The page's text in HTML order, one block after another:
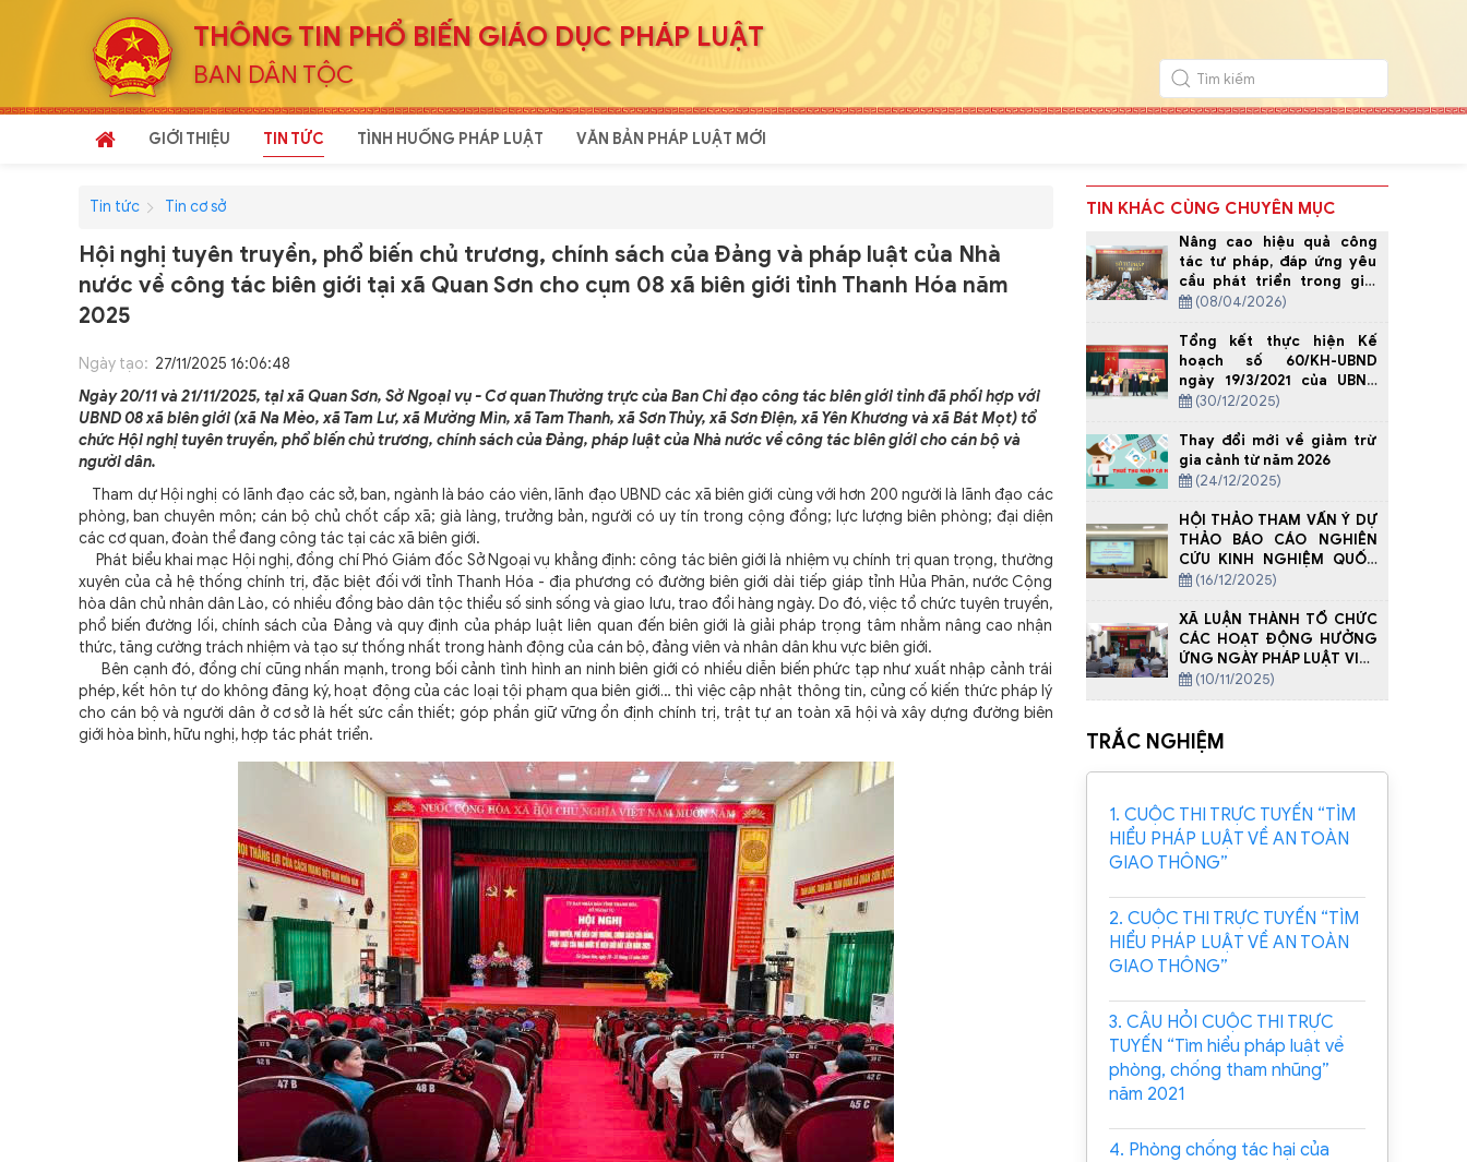
THÔNG TIN PHỔ BIẾN GIÁO DỤC PHÁP LUẬT
BAN DÂN TỘC
GIỚI THIỆU TIN TỨC TÌNH HUỐNG PHÁP LUẬT VĂN BẢN PHÁP LUẬT MỚI
Tin tức Tin cơ sở
Hội nghị tuyên truyền, phổ biến chủ trương, chính sách của Đảng và pháp luật của Nhà
nước về công tác biên giới tại xã Quan Sơn cho cụm 08 xã biên giới tỉnh Thanh Hóa năm
2025
Ngày tạo: 27/11/2025 16:06:48
Ngày 20/11 và 21/11/2025, tại xã Quan Sơn, Sở Ngoại vụ - Cơ quan Thường trực của Ban Chỉ đạo công tác biên giới tỉnh đã phối hợp với
UBND 08 xã biên giới (xã Na Mèo, xã Tam Lư, xã Mường Mìn, xã Tam Thanh, xã Sơn Thủy, xã Sơn Điện, xã Yên Khương và xã Bát Mọt) tổ
chức Hội nghị tuyên truyền, phổ biến chủ trương, chính sách của Đảng, pháp luật của Nhà nước về công tác biên giới cho cán bộ và
người dân.
Tham dự Hội nghị có lãnh đạo các sở, ban, ngành là báo cáo viên, lãnh đạo UBND các xã biên giới cùng với hơn 200 người là lãnh đạo các
phòng, ban chuyên môn; cán bộ chủ chốt cấp xã; già làng, trưởng bản, người có uy tín trong cộng đồng; lực lượng biên phòng; đại diện
các cơ quan, đoàn thể đang công tác tại các xã biên giới.
Phát biểu khai mạc Hội nghị, đồng chí Phó Giám đốc Sở Ngoại vụ khẳng định: công tác biên giới là nhiệm vụ chính trị quan trọng, thường
xuyên của cả hệ thống chính trị, đặc biệt đối với tỉnh Thanh Hóa - địa phương có đường biên giới dài tiếp giáp tỉnh Hủa Phăn, nước Cộng
hòa dân chủ nhân dân Lào, có nhiều đồng bào dân tộc thiểu số sinh sống và giao lưu, trao đổi hàng ngày. Do đó, việc tổ chức tuyên truyền,
phổ biến đường lối, chính sách của Đảng và quy định của pháp luật liên quan đến biên giới là giải pháp trọng tâm nhằm nâng cao nhận
thức, tăng cường trách nhiệm và tạo sự thống nhất trong hành động của cán bộ, đảng viên và nhân dân khu vực biên giới.
Bên cạnh đó, đồng chí cũng nhấn mạnh, trong bối cảnh tình hình an ninh biên giới có nhiều diễn biến phức tạp như xuất nhập cảnh trái
phép, kết hôn tự do không đăng ký, hoạt động của các loại tội phạm qua biên giới… thì việc cập nhật thông tin, củng cố kiến thức pháp lý
cho cán bộ và người dân ở cơ sở là hết sức cần thiết; góp phần giữ vững ổn định chính trị, trật tự an toàn xã hội và xây dựng đường biên
giới hòa bình, hữu nghị, hợp tác phát triển.
TIN KHÁC CÙNG CHUYÊN MỤC
Nâng cao hiệu quả công
tác tư pháp, đáp ứng yêu
cầu phát triển trong giai
đoạn mới
(08/04/2026)
Tổng kết thực hiện Kế
hoạch số 60/KH-UBND
ngày 19/3/2021 của UBND
tỉnh về Tuyên truyền thực
trong tang lễ vùng đồng
bào Mông tỉnh Thanh Hóa,
giai đoạn 2021-2025.
(30/12/2025)
Thay đổi mới về giảm trừ
gia cảnh từ năm 2026
(24/12/2025)
HỘI THẢO THAM VẤN Ý DỰ
THẢO BÁO CÁO NGHIÊN
CỨU KINH NGHIỆM QUỐC
TẾ VỀ TỘI PHẠM HÓA HÀNH
THÀNH NIÊN, BAO GỒM CẢ
TRÊN MÔI TRƯỜNG MẠNG
(16/12/2025)
XÃ LUẬN THÀNH TỔ CHỨC
CÁC HOẠT ĐỘNG HƯỞNG
ỨNG NGÀY PHÁP LUẬT VIỆT
NAM
(10/11/2025)
TRẮC NGHIỆM
1. CUỘC THI TRỰC TUYẾN “TÌM
HIỂU PHÁP LUẬT VỀ AN TOÀN
GIAO THÔNG”
2. CUỘC THI TRỰC TUYẾN “TÌM
HIỂU PHÁP LUẬT VỀ AN TOÀN
GIAO THÔNG”
3. CÂU HỎI CUỘC THI TRỰC
TUYẾN “Tìm hiểu pháp luật về
phòng, chống tham nhũng”
năm 2021
4. Phòng chống tác hại của